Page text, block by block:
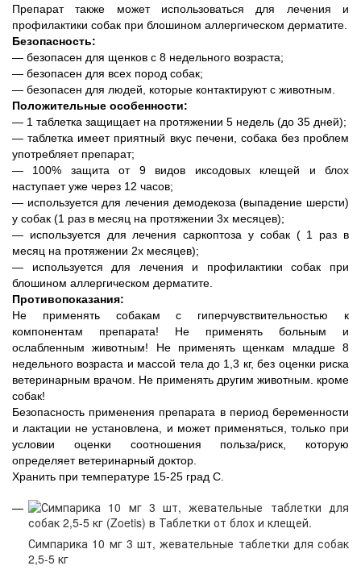
Препарат также может использоваться для лечения и
профилактики собак при блошином аллергическом дерматите.
Безопасность:
― безопасен для щенков с 8 недельного возраста;
― безопасен для всех пород собак;
― безопасен для людей, которые контактируют с животным.
Положительные особенности:
― 1 таблетка защищает на протяжении 5 недель (до 35 дней);
― таблетка имеет приятный вкус печени, собака без проблем
употребляет препарат;
― 100% защита от 9 видов иксодовых клещей и блох
наступает уже через 12 часов;
― используется для лечения демодекоза (выпадение шерсти)
у собак (1 раз в месяц на протяжении 3х месяцев);
― используется для лечения саркоптоза у собак ( 1 раз в
месяц на протяжении 2х месяцев);
― используется для лечения и профилактики собак при
блошином аллергическом дерматите.
Противопоказания:
Не применять собакам с гиперчувствительностью к
компонентам препарата! Не применять больным и
ослабленным животным! Не применять щенкам младше 8
недельного возраста и массой тела до 1,3 кг, без оценки риска
ветеринарным врачом. Не применять другим животным. кроме
собак!
Безопасность применения препарата в период беременности
и лактации не установлена, и может применяться, только при
условии оценки соотношения польза/риск, которую
определяет ветеринарный доктор.
Хранить при температуре 15-25 град С.
Симпарика 10 мг 3 шт, жевательные таблетки для собак
2,5-5 кг